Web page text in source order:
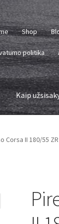
Shop
politika
Kaip
Corsa II 180/55 ZR